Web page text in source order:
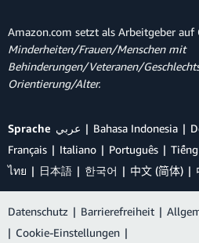
Amazon.com setzt als Arbeitgeber auf
Minderheiten/Frauen/Menschen mit
Behinderungen/Veteranen/
Orientierung/Alter.
Sprache عربي Bahasa Indonesia
Français
Italiano Português
ไทย
日本語 한국어 中文 (简体)
Datenschutz | Barrierefreiheit |
| Cookie-Einstellungen |